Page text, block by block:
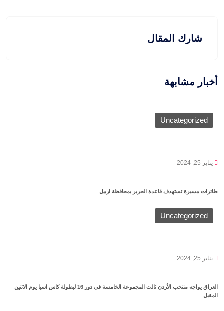
شارك المقال
أخبار مشابهة
Uncategorized
يناير 25, 2024
طائرات مسيرة تستهدف قاعدة الحرير بمحافظة اربيل
Uncategorized
يناير 25, 2024
العراق يواجه منتخب الأردن ثالث المجموعة الخامسة في دور 16 لبطولة كاس اسيا يوم الاثنين
المقبل